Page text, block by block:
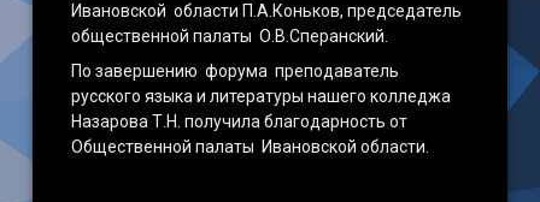
Ивановской области П.А.Коньков, председатель
общественной палаты О.В.Сперанский.
По завершению форума преподаватель
русского языка и литературы нашего колледжа
Назарова Т.Н. получила благодарность от
Общественной палаты Ивановской области.